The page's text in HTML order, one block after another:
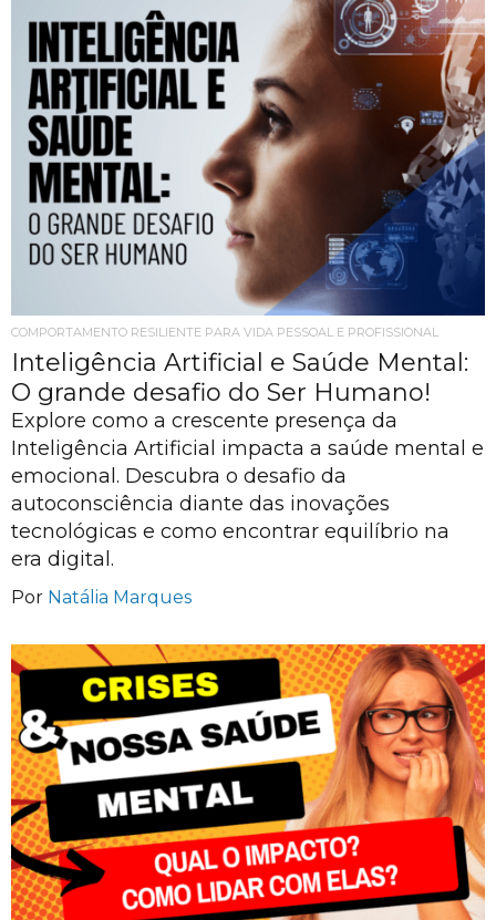
COMPORTAMENTO RESILIENTE PARA VIDA PESSOAL E PROFISSIONAL
Inteligência Artificial e Saúde Mental:
O grande desafio do Ser Humano!
Explore como a crescente presença da
Inteligência Artificial impacta a saúde mental e
emocional. Descubra o desafio da
autoconsciência diante das inovações
tecnológicas e como encontrar equilíbrio na
era digital.
Por Natália Marques